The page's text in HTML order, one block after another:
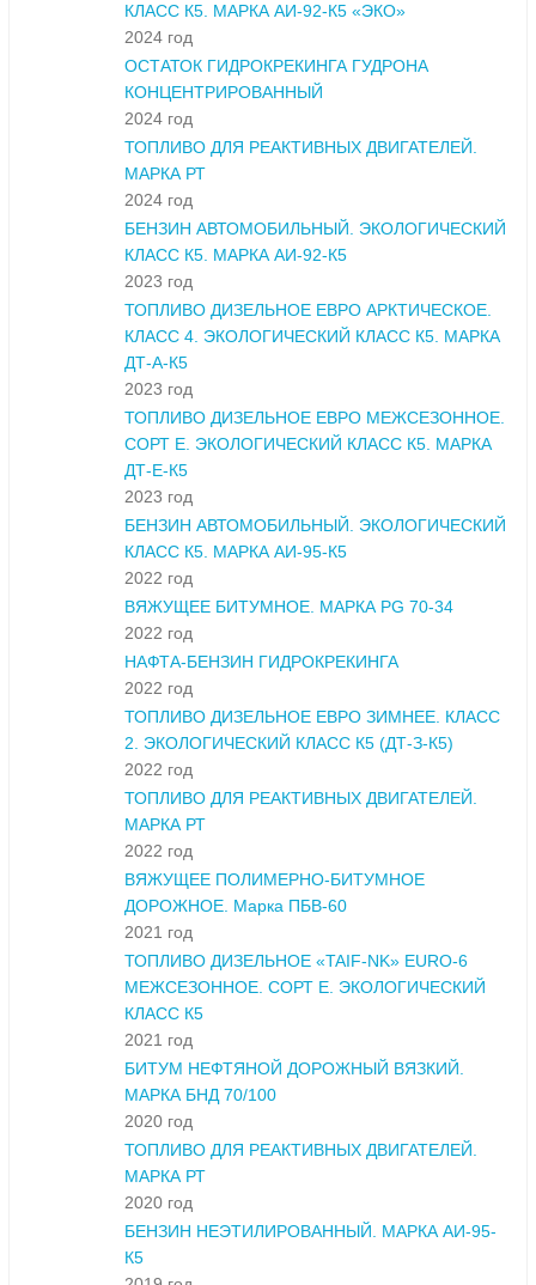
КЛАСС К5. МАРКА АИ-92-К5 «ЭКО»
2024 год
ОСТАТОК ГИДРОКРЕКИНГА ГУДРОНА
КОНЦЕНТРИРОВАННЫЙ
2024 год
ТОПЛИВО ДЛЯ РЕАКТИВНЫХ ДВИГАТЕЛЕЙ.
МАРКА РТ
2024 год
БЕНЗИН АВТОМОБИЛЬНЫЙ. ЭКОЛОГИЧЕСКИЙ
КЛАСС К5. МАРКА АИ-92-К5
2023 год
ТОПЛИВО ДИЗЕЛЬНОЕ ЕВРО АРКТИЧЕСКОЕ.
КЛАСС 4. ЭКОЛОГИЧЕСКИЙ КЛАСС К5. МАРКА
ДТ-А-К5
2023 год
ТОПЛИВО ДИЗЕЛЬНОЕ ЕВРО МЕЖСЕЗОННОЕ.
СОРТ Е. ЭКОЛОГИЧЕСКИЙ КЛАСС К5. МАРКА
ДТ-Е-К5
2023 год
БЕНЗИН АВТОМОБИЛЬНЫЙ. ЭКОЛОГИЧЕСКИЙ
КЛАСС К5. МАРКА АИ-95-К5
2022 год
ВЯЖУЩЕЕ БИТУМНОЕ. МАРКА PG 70-34
2022 год
НАФТА-БЕНЗИН ГИДРОКРЕКИНГА
2022 год
ТОПЛИВО ДИЗЕЛЬНОЕ ЕВРО ЗИМНЕЕ. КЛАСС
2. ЭКОЛОГИЧЕСКИЙ КЛАСС К5 (ДТ-З-К5)
2022 год
ТОПЛИВО ДЛЯ РЕАКТИВНЫХ ДВИГАТЕЛЕЙ.
МАРКА РТ
2022 год
ВЯЖУЩЕЕ ПОЛИМЕРНО-БИТУМНОЕ
ДОРОЖНОЕ. Марка ПБВ-60
2021 год
ТОПЛИВО ДИЗЕЛЬНОЕ «TAIF-NK» ЕURO-6
МЕЖСЕЗОННОЕ. СОРТ Е. ЭКОЛОГИЧЕСКИЙ
КЛАСС К5
2021 год
БИТУМ НЕФТЯНОЙ ДОРОЖНЫЙ ВЯЗКИЙ.
МАРКА БНД 70/100
2020 год
ТОПЛИВО ДЛЯ РЕАКТИВНЫХ ДВИГАТЕЛЕЙ.
МАРКА РТ
2020 год
БЕНЗИН НЕЭТИЛИРОВАННЫЙ. МАРКА АИ-95-
К5